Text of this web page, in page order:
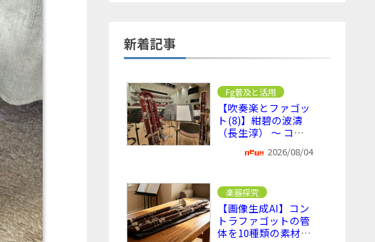
新着記事
Fg普及と活用
【吹奏楽とファゴッ
ト(8)】紺碧の波濤
（長生淳） ～ コン
きる吹奏楽曲の1つ
2026/08/04
楽器探究
【画像生成AI】コン
トラファゴットの管
体を10種類の素材に